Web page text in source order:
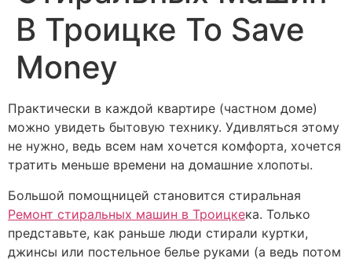
В Троицке To Save
Money
Практически в каждой квартире (частном доме)
можно увидеть бытовую технику. Удивляться этому
не нужно, ведь всем нам хочется комфорта, хочется
тратить меньше времени на домашние хлопоты.
Большой помощницей становится стиральная
Ремонт стиральных машин в Троицкека. Только
представьте, как раньше люди стирали куртки,
джинсы или постельное белье руками (а ведь потом